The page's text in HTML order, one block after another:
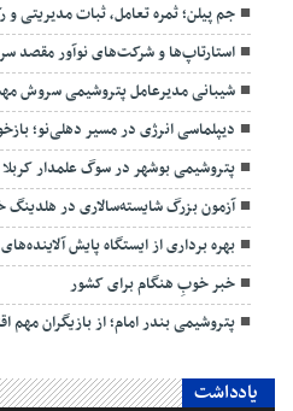
جم پیلن؛ ثمره تعامل، ثبات مدیریتی
استارتاپ‌ها و شرکت‌های نوآور مقصد
شیبانی مدیرعامل پتروشیمی سروش
دیپلماسی انرژی در مسیر دهلی‌نو؛
پتروشیمی بوشهر در سوگ علمدار کربلا
آزمون بزرگ شایسته‌سالاری در
بهره برداری از ایستگاه پایش
خبر خوبِ هنگام برای کشور
پتروشیمی بندر امام؛ از بازیگران مهم
یادداشت